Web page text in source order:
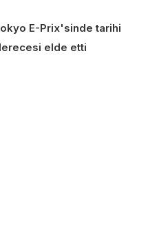
E-Prix'sinde tarihi
elde etti